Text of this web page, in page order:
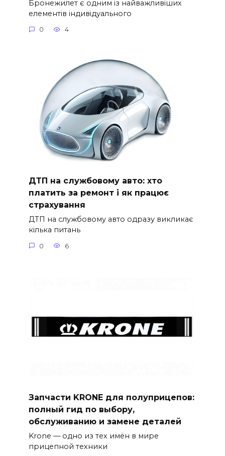
Бронежилет є одним із найважливіших
елементів індивідуального
0 4
ДТП на службовому авто: хто
платить за ремонт і як працює
страхування
ДТП на службовому авто одразу викликає
кілька питань
0 6
Запчасти KRONE для полуприцепов:
полный гид по выбору,
обслуживанию и замене деталей
Krone — одно из тех имён в мире
прицепной техники